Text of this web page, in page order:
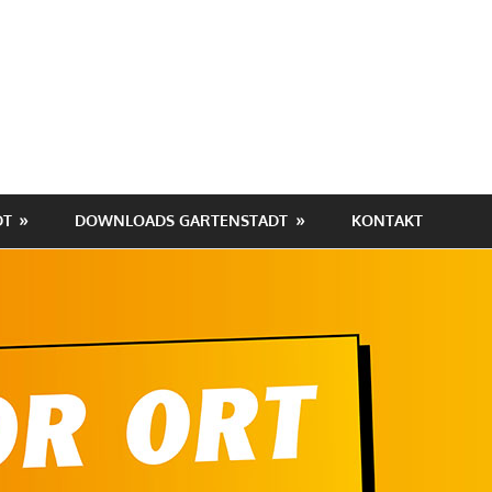
DOWNLOADS GARTENSTADT KONTAKT